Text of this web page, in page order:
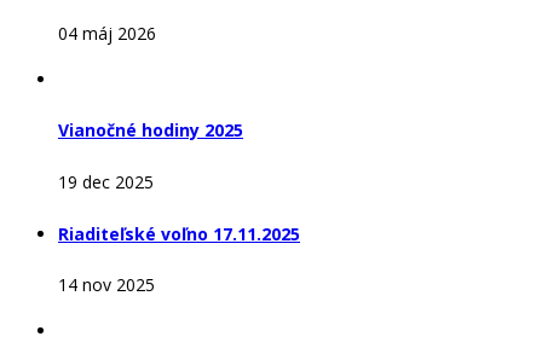
04 máj 2026
Vianočné hodiny 2025
19 dec 2025
Riaditeľské voľno 17.11.2025
14 nov 2025